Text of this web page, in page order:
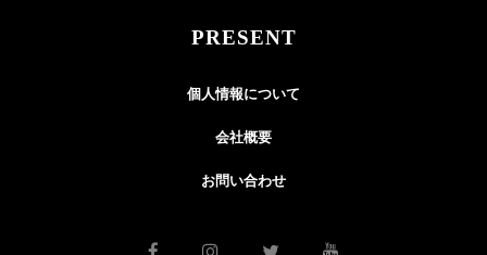
PRESENT
個人情報について
会社概要
お問い合わせ